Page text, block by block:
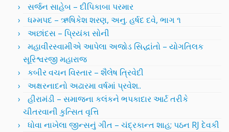
સર્જન સાહેબ – દીપિકાબા પરમાર
ધમ્મપદ – ઋષિકેશ શરણ, અનુ. હર્ષદ દવે, ભાગ ૧
અછાંદસ – પ્રિયંકા સોની
મહાવીરસ્વામીએ આપેલા અજોડ સિદ્ધાંતો – યોગતિલક
સૂરિશ્વરજી મહારાજ
કબીર વચન વિસ્તાર – શૈલેષ ત્રિવેદી
અક્ષરનાદનો અઢારમા વર્ષમાં પ્રવેશ..
હીરામંડી – સમાજના કલંકને ભપકાદાર આર્ટ તરીકે
ચીતરવાની કુત્સિત વૃત્તિ
ધોવા નાખેલા જીન્સનું ગીત – ચંદ્રકાન્ત શાહ; પઠન RJ દેવકી